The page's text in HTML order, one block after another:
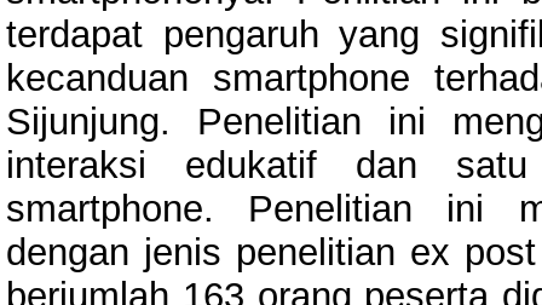
terdapat pengaruh yang
kecanduan smartphone
Sijunjung. Penelitian ini
interaksi edukatif dan
smartphone. Penelitian ini
dengan jenis penelitian ex
berjumlah 163 orang peserta